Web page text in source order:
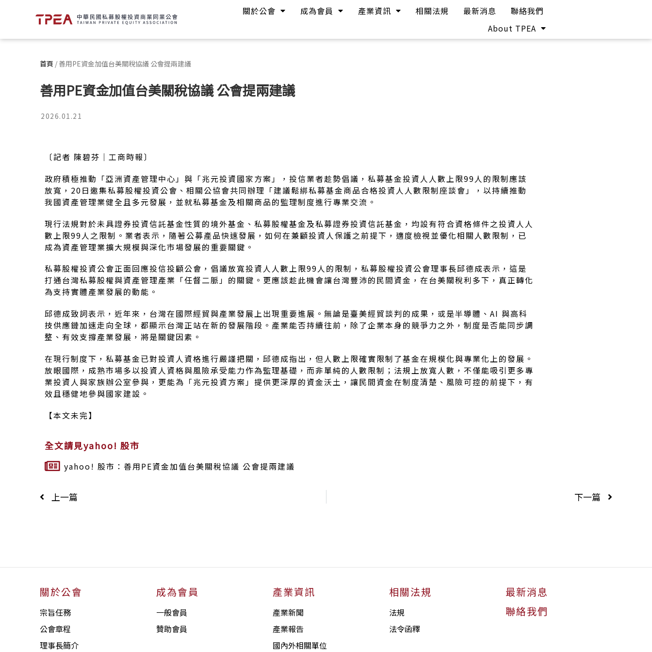
關於公會 成為會員 產業資訊 相關法規 最新消息
聯絡我們
About TPEA
首頁 / 善用PE資金加值台美關稅協議 公會提兩建議
善用PE資金加值台美關稅協議 公會提兩建議
2026.01.21
〔記者 陳碧芬｜工商時報〕
政府積極推動「亞洲資產管理中心」與「兆元投資國家方案」，投信業者趁勢倡議，私募基金投資人人數上限99人的限制應該
放寬，20日邀集私募股權投資公會、相關公協會共同辦理「建議鬆綁私募基金商品合格投資人人數限制座談會」，以持續推動
我國資產管理業健全且多元發展，並就私募基金及相關商品的監理制度進行專業交流。
現行法規對於未具證券投資信託基金性質的境外基金、私募股權基金及私募證券投資信託基金，均設有符合資格條件之投資人人
數上限99人之限制。業者表示，隨著公募產品快速發展，如何在兼顧投資人保護之前提下，適度檢視並優化相關人數限制，已
成為資產管理業擴大規模與深化市場發展的重要關鍵。
私募股權投資公會正面回應投信投顧公會，倡議放寬投資人人數上限99人的限制，私募股權投資公會理事長邱德成表示，這是
打通台灣私募股權與資產管理產業「任督二脈」的關鍵。更應該趁此機會讓台灣豐沛的民間資金，在台美關稅利多下，真正轉化
為支持實體產業發展的動能。
邱德成致詞表示，近年來，台灣在國際經貿與產業發展上出現重要進展。無論是臺美經貿談判的成果，或是半導體、AI 與高科
技供應鏈加速走向全球，都顯示台灣正站在新的發展階段。產業能否持續往前，除了企業本身的競爭力之外，制度是否能同步調
整、有效支撐產業發展，將是關鍵因素。
在現行制度下，私募基金已對投資人資格進行嚴謹把關，邱德成指出，但人數上限確實限制了基金在規模化與專業化上的發展。
放眼國際，成熟市場多以投資人資格與風險承受能力作為監理基礎，而非單純的人數限制；法規上放寬人數，不僅能吸引更多專
業投資人與家族辦公室參與，更能為「兆元投資方案」提供更深厚的資金沃土，讓民間資金在制度清楚、風險可控的前提下，有
效且穩健地參與國家建設。
【本文未完】
全文請見yahoo! 股市
yahoo! 股市：善用PE資金加值台美關稅協議 公會提兩建議
上一篇 下一篇
關於公會
宗旨任務
公會章程
理事長簡介
成為會員
一般會員
贊助會員
產業資訊
產業新聞
產業報告
國內外相關單位
相關法規
法規
法令函釋
最新消息
聯絡我們